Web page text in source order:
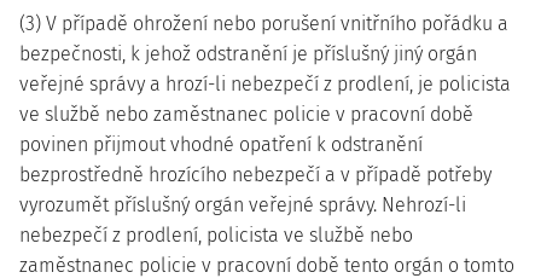
(3) V případě ohrožení nebo porušení vnitřního pořádku a
bezpečnosti, k jehož odstranění je příslušný jiný orgán
veřejné správy a hrozí-li nebezpečí z prodlení, je policista
ve službě nebo zaměstnanec policie v pracovní době
povinen přijmout vhodné opatření k odstranění
bezprostředně hrozícího nebezpečí a v případě potřeby
vyrozumět příslušný orgán veřejné správy. Nehrozí-li
nebezpečí z prodlení, policista ve službě nebo
zaměstnanec policie v pracovní době tento orgán o tomto